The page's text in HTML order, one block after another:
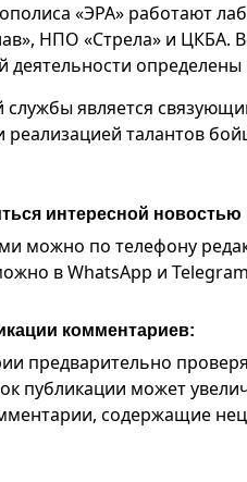
«ЭРА» работают
НПО «Стрела» и ЦКБА.
деятельности
службы является
талантов
интересной
можно по телефону
в WhatsApp и
комментариев:
предварительно
публикации может
содержащие